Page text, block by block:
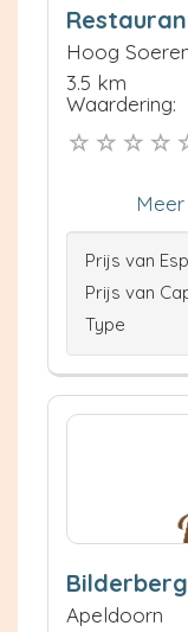
Hoog
3.5 km
Waardering:
Prijs van
Prijs van
Type
Apeldoorn